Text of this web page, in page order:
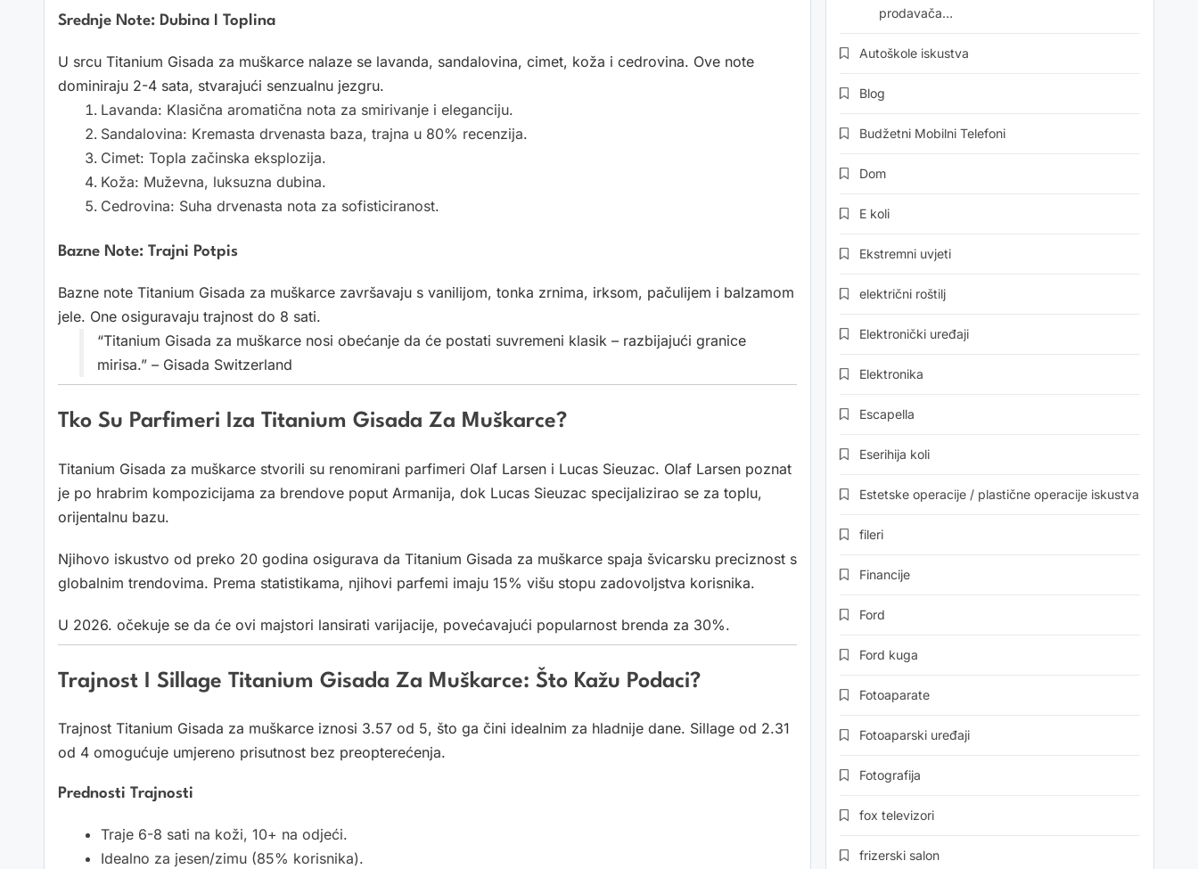
Srednje Note: Dubina I Toplina
U srcu Titanium Gisada za muškarce nalaze se lavanda, sandalovina, cimet, koža i cedrovina. Ove note
dominiraju 2-4 sata, stvarajući senzualnu jezgru.
Lavanda: Klasična aromatična nota za smirivanje i eleganciju.
Sandalovina: Kremasta drvenasta baza, trajna u 80% recenzija.
Cimet: Topla začinska eksplozija.
Koža: Muževna, luksuzna dubina.
Cedrovina: Suha drvenasta nota za sofisticiranost.
Bazne Note: Trajni Potpis
Bazne note Titanium Gisada za muškarce završavaju s vanilijom, tonka zrnima, irksom, pačulijem i balzamom
jele. One osiguravaju trajnost do 8 sati.
“Titanium Gisada za muškarce nosi obećanje da će postati suvremeni klasik – razbijajući granice
mirisa.” – Gisada Switzerland
Tko Su Parfimeri Iza Titanium Gisada Za Muškarce?
Titanium Gisada za muškarce stvorili su renomirani parfimeri Olaf Larsen i Lucas Sieuzac. Olaf Larsen poznat
je po hrabrim kompozicijama za brendove poput Armanija, dok Lucas Sieuzac specijalizirao se za toplu,
orijentalnu bazu.
Njihovo iskustvo od preko 20 godina osigurava da Titanium Gisada za muškarce spaja švicarsku preciznost s
globalnim trendovima. Prema statistikama, njihovi parfemi imaju 15% višu stopu zadovoljstva korisnika.
U 2026. očekuje se da će ovi majstori lansirati varijacije, povećavajući popularnost brenda za 30%.
Trajnost I Sillage Titanium Gisada Za Muškarce: Što Kažu Podaci?
Trajnost Titanium Gisada za muškarce iznosi 3.57 od 5, što ga čini idealnim za hladnije dane. Sillage od 2.31
od 4 omogućuje umjereno prisutnost bez preopterećenja.
Prednosti Trajnosti
Traje 6-8 sati na koži, 10+ na odjeći.
Idealno za jesen/zimu (85% korisnika).
prodavača…
Autoškole iskustva
Blog
Budžetni Mobilni Telefoni
Dom
E koli
Ekstremni uvjeti
električni roštilj
Elektronički uređaji
Elektronika
Escapella
Eserihija koli
Estetske operacije / plastične operacije iskustva
fileri
Financije
Ford
Ford kuga
Fotoaparate
Fotoaparski uređaji
Fotografija
fox televizori
frizerski salon